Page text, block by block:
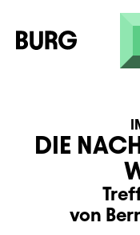
Direkt zum
DIE
von